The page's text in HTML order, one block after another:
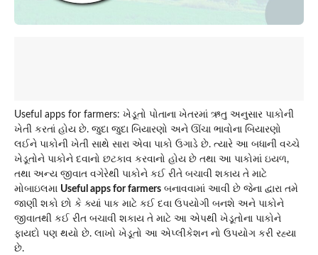
Useful apps for farmers: ખેડૂતો પોતાના ખેતરમાં ઋતુ અનુસાર પાકોની
ખેતી કરતાં હોય છે. જુદા જુદા બિયારણો અને ઊંચા ભાવોના બિયારણો
લઈને પાકોની ખેતી સાથે સારા એવા પાકો ઉગાડે છે. ત્યારે આ બધાની વચ્ચે
ખેડૂતોને પાકોને દવાનો છટકાવ કરવાનો હોય છે તથા આ પાકોમાં ઇયળ,
તથા અન્ય જીવાત વગેરેથી પાકોને કઈ રીતે બચાવી શકાય તે માટે
મોબાઇલમા Useful apps for farmers બનાવવામાં આવી છે જેના દ્વારા તમે
જાણી શકો છો કે ક્યાં પાક માટે કઈ દવા ઉપયોગી બનશે અને પાકોને
જીવાતથી કઈ રીત બચાવી શકાય તે માટે આ એપથી ખેડૂતોના પાકોને
ફાયદો પણ થયો છે. લાખો ખેડૂતો આ એપ્લીકેશન નો ઉપયોગ કરી રહ્યા
છે.